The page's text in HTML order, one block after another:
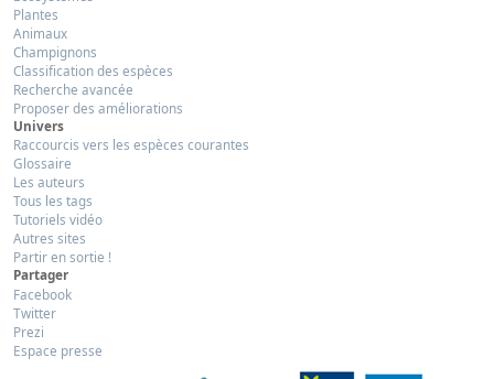
Plantes
Animaux
Champignons
Classification des espèces
Recherche avancée
Proposer des améliorations
Univers
Raccourcis vers les espèces courantes
Glossaire
Les auteurs
Tous les tags
Tutoriels vidéo
Autres sites
Partir en sortie !
Partager
Facebook
Twitter
Prezi
Espace presse